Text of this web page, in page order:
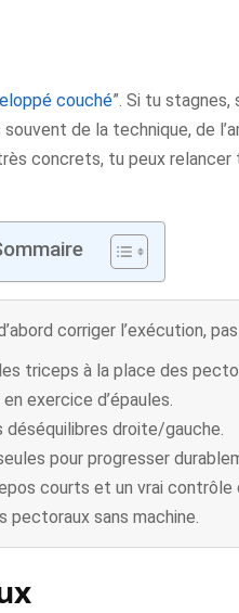
couché”. Si tu
de la technique, de
concrets, tu peux
corriger l’exécution,
triceps à la place des
exercice d’épaules.
droite/gauche.
pour progresser
courts et un vrai contrôle
sans machine.